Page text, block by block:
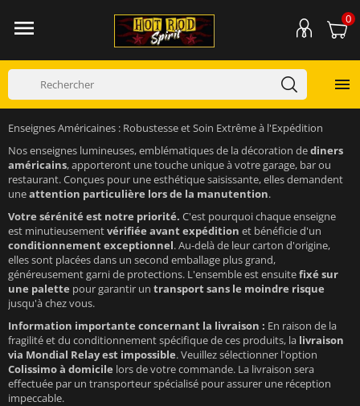
 0

Enseignes Américaines : Robustesse et Soin Extrême à l'Expédition
Nos enseignes lumineuses, emblématiques de la décoration dediners
américains, apporteront une touche unique à votre garage, bar ou
restaurant. Conçues pour une esthétique saisissante, elles demandent
uneattention particulière lors de la manutention.
Votre sérénité est notre priorité. C'est pourquoi chaque enseigne
est minutieusementvérifiée avant expédition et bénéficie d'un
conditionnement exceptionnel. Au-delà de leur carton d'origine,
elles sont placées dans un second emballage plus grand,
généreusement garni de protections. L'ensemble est ensuitefixé sur
une palette pour garantir un transport sans le moindre risque
jusqu'à chez vous.
Information importante concernant la livraison : En raison de la
fragilité et du conditionnement spécifique de ces produits, la livraison
via Mondial Relay est impossible. Veuillez sélectionner l'option
Colissimo à domicile lors de votre commande. La livraison sera
effectuée par un transporteur spécialisé pour assurer une réception
impeccable.